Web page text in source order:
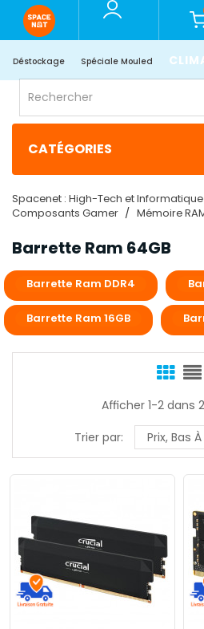
Déstockage Spéciale Mouled
CATÉGORIES
Spacenet : High-Tech et
Composants Gamer
Mémoire
Barrette Ram 64GB
Barrette Ram DDR4
Barrette Ram 16GB
Afficher 1-2 dans
Trier par:
Prix, Bas